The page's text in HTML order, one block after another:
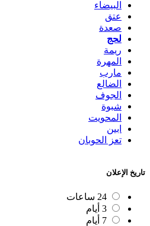
البيضاء
عتق
صعدة
لحج
ريمة
المهرة
مارب
الضالع
الجوف
شبوة
المحويت
ابين
تعز الحوبان
تاريخ الإعلان
24 ساعات
3 أيام
7 أيام